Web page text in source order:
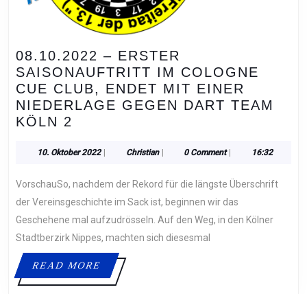
08.10.2022 – ERSTER
SAISONAUFTRITT IM COLOGNE
CUE CLUB, ENDET MIT EINER
NIEDERLAGE GEGEN DART TEAM
KÖLN 2
ERSTER
IM
COLOGNE
CUE
CLUB,
ENDET
MIT
EINER
10. Oktober 202210.
ChristianChristian0 Comment 16:32
VorschauSo, nachdem der Rekord für die längste Überschrift
der Vereinsgeschichte im Sack ist, beginnen wir das
Geschehene mal aufzudrösseln. Auf den Weg, in den Kölner
Stadtberzirk Nippes, machten sich diesesmal
READ MOREREAD
MORE